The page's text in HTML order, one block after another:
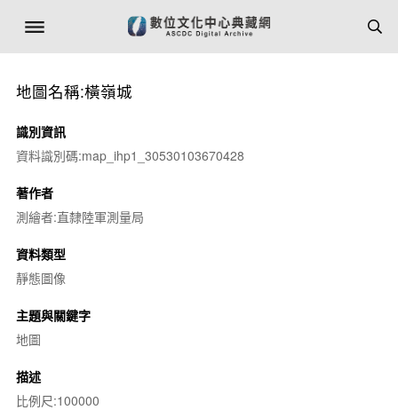
地圖名稱:橫嶺城
識別資訊
資料識別碼:map_ihp1_30530103670428
著作者
測繪者:直隸陸軍測量局
資料類型
靜態圖像
主題與關鍵字
地圖
描述
比例尺:100000